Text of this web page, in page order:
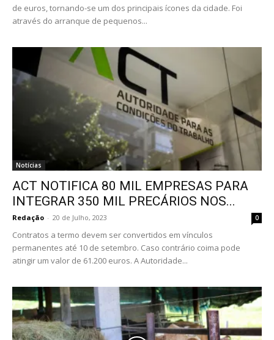
de euros, tornando-se um dos principais ícones da cidade. Foi
através do arranque de pequenos...
Notícias
ACT NOTIFICA 80 MIL EMPRESAS PARA
INTEGRAR 350 MIL PRECÁRIOS NOS...
Redação - 20 de Julho, 2023 0
Contratos a termo devem ser convertidos em vínculos
permanentes até 10 de setembro. Caso contrário coima pode
atingir um valor de 61.200 euros. A Autoridade...